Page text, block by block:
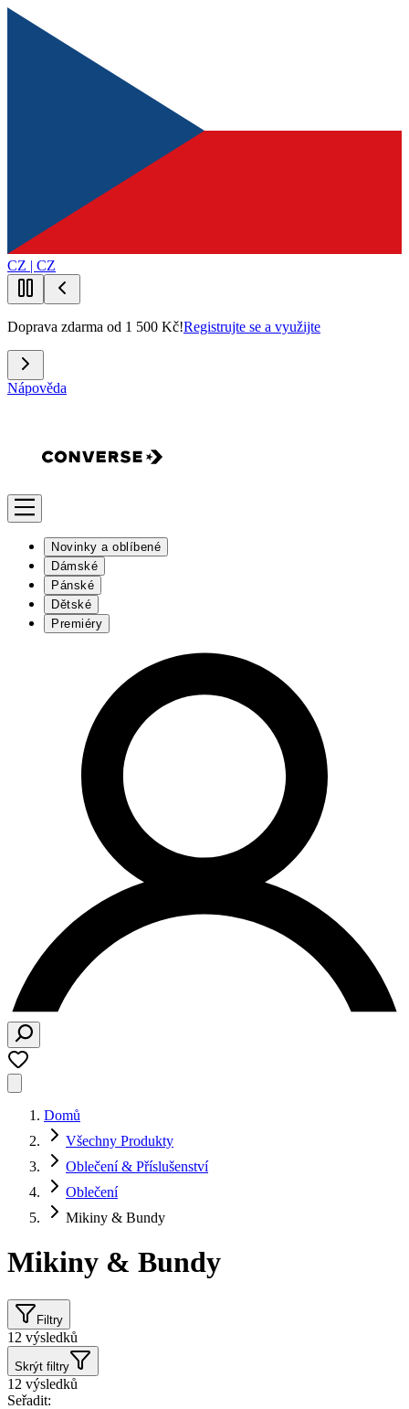
CZ | CZ
Doprava zdarma od 1 500 Kč!Registrujte se a využijte
Nápověda
Novinky a oblíbené
Dámské
Pánské
Dětské
Premiéry
Domů
Všechny Produkty
Oblečení & Příslušenství
Oblečení
Mikiny & Bundy
Mikiny & Bundy
Filtry
12 výsledků
Skrýt filtry
12 výsledků
Seřadit: